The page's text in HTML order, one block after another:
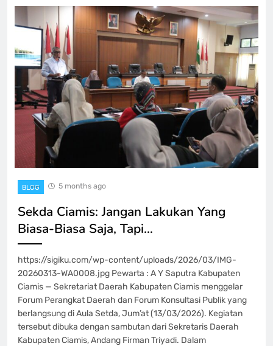
BLOG 5 months ago
Sekda Ciamis: Jangan Lakukan Yang
Biasa-Biasa Saja, Tapi…
https://sigiku.com/wp-content/uploads/2026/03/IMG-
20260313-WA0008.jpg Pewarta : A Y Saputra Kabupaten
Ciamis — Sekretariat Daerah Kabupaten Ciamis menggelar
Forum Perangkat Daerah dan Forum Konsultasi Publik yang
berlangsung di Aula Setda, Jum’at (13/03/2026). Kegiatan
tersebut dibuka dengan sambutan dari Sekretaris Daerah
Kabupaten Ciamis, Andang Firman Triyadi. Dalam